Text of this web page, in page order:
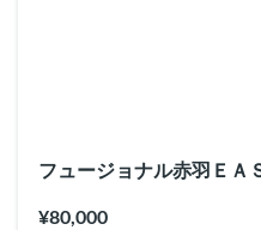
フュージョナル赤羽ＥＡ
¥80,000